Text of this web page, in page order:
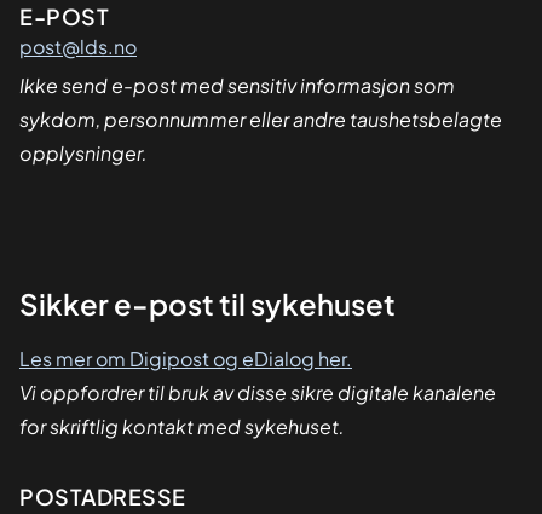
E-POST
post@lds.no
Ikke send e-post med sensitiv informasjon som
sykdom, personnummer eller andre taushetsbelagte
opplysninger.
Sikker
Sikker e-post til sykehuset
Les mer om Digipost og eDialog her.
Vi oppfordrer til bruk av disse sikre digitale kanalene
for skriftlig kontakt med sykehuset.
Adresse
POSTADRESSE